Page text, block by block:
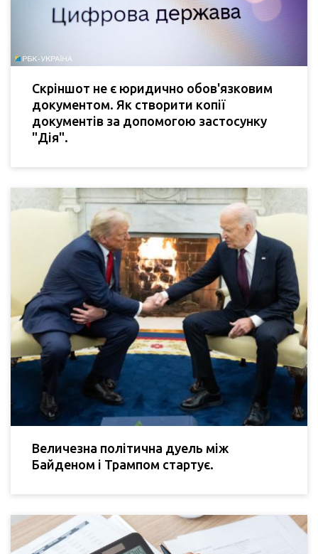
Скріншот не є юридично обов'язковим
документом. Як створити копії
документів за допомогою застосунку
"Дія".
Величезна політична дуель між
Байденом і Трампом стартує.